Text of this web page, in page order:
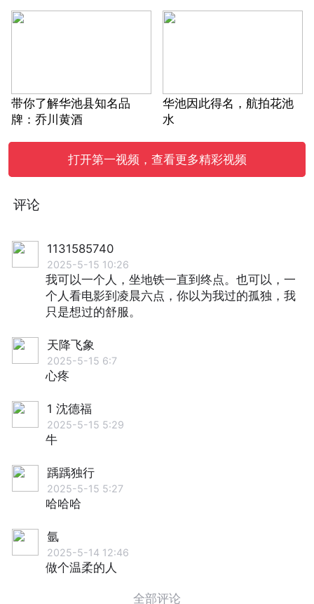
带你了解华池县知名品
牌：乔川黄酒
华池因此得名，航拍花池
水
打开第一视频，查看更多精彩视频
评论
1131585740
2025-5-15 10:26
我可以一个人，坐地铁一直到终点。也可以，一
个人看电影到凌晨六点，你以为我过的孤独，我
只是想过的舒服。
天降飞象
2025-5-15 6:7
心疼
1 沈德福
2025-5-15 5:29
牛
踽踽独行
2025-5-15 5:27
哈哈哈
氩
2025-5-14 12:46
做个温柔的人
全部评论